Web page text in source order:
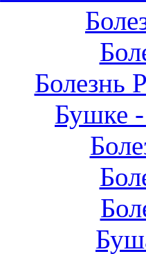
Болезнь
Бушке